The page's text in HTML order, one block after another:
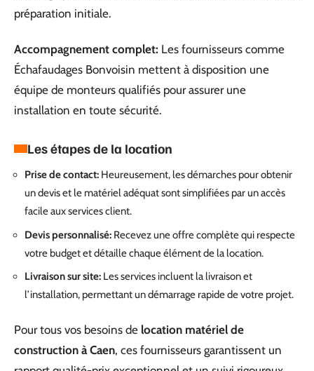
préparation initiale.
Accompagnement complet: Les fournisseurs comme
Échafaudages Bonvoisin mettent à disposition une
équipe de monteurs qualifiés pour assurer une
installation en toute sécurité.
Les étapes de la location
Prise de contact: Heureusement, les démarches pour obtenir
un devis et le matériel adéquat sont simplifiées par un accès
facile aux services client.
Devis personnalisé: Recevez une offre complète qui respecte
votre budget et détaille chaque élément de la location.
Livraison sur site: Les services incluent la livraison et
l’installation, permettant un démarrage rapide de votre projet.
Pour tous vos besoins de location matériel de
construction à Caen, ces fournisseurs garantissent un